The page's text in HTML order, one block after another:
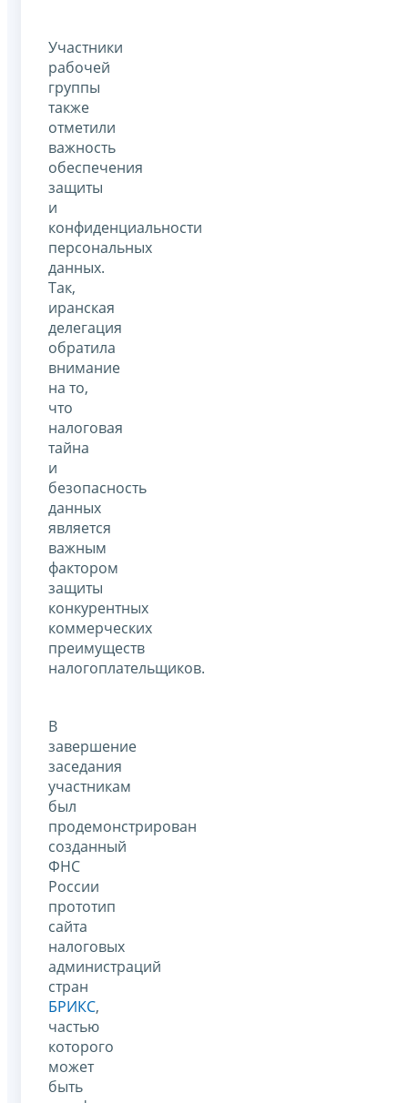
Участники
рабочей
группы
также
отметили
важность
обеспечения
защиты
и
конфиденциальности
персональных
данных.
Так,
иранская
делегация
обратила
внимание
на то,
что
налоговая
тайна
и
безопасность
данных
является
важным
фактором
защиты
конкурентных
коммерческих
преимуществ
налогоплательщиков.
В
завершение
заседания
участникам
был
продемонстрирован
созданный
ФНС
России
прототип
сайта
налоговых
администраций
стран
БРИКС,
частью
которого
может
быть